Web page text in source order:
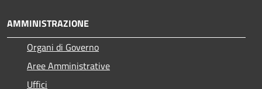
AMMINISTRAZIONE
Organi di Governo
Aree Amministrative
Uffici